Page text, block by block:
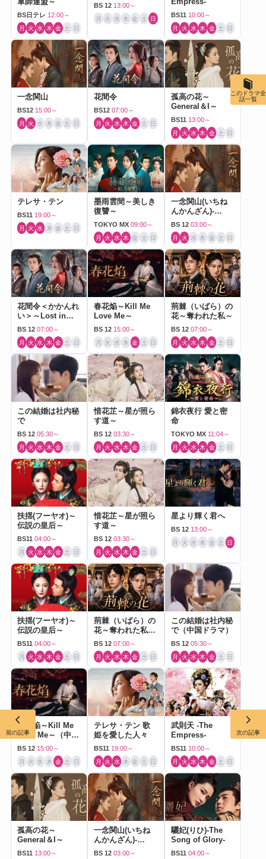
BS日テレ 12:00～
月 火 水 木 金 土 日
BS 12 13:00～
月 火 水 木 金 土 日 BS11 10:00～
月 火 水 木 金 土 日
一念関山
BS12 15:00～
月 火 水 木 金 土 日
花間令
BS12 07:00～
月 火 水 木 金 土 日
孤高の花～
General＆I～
BS11 13:00～
月 火 水 木 金 土 日
テレサ・テン
BS11 19:00～
月 火 水 木 金 土 日
墨雨雲間～美しき
復讐～
TOKYO MX 09:00～
月 火 水 木 金 土 日
一念関山(いちね
んかんざん)-
Journey to Love-
BS 12 03:00～
月 火 水 木 金 土 日
花間令＜かかんれ
い＞～Lost in
Love～
BS 12 07:00～
月 火 水 木 金 土 日
春花焔～Kill Me
Love Me～
BS 12 15:00～
月 火 水 木 金 土 日
荊棘（いばら）の
花～奪われた私～
BS 12 07:00～
月 火 水 木 金 土 日
この結婚は社内秘
で
BS 12 05:30～
月 火 水 木 金 土 日
惜花芷～星が照ら
す道～
BS 12 03:30～
月 火 水 木 金 土 日
錦衣夜行 愛と密
命
TOKYO MX 11:04～
月 火 水 木 金 土 日
扶揺(フーヤオ)～
伝説の皇后～
BS11 04:00～
月 火 水 木 金 土 日
惜花芷～星が照ら
す道～
BS 12 03:30～
月 火 水 木 金 土 日
星より輝く君へ
BS 12 13:00～
月 火 水 木 金 土 日
扶揺(フーヤオ)～
伝説の皇后～
BS11 04:00～
月 火 水 木 金 土 日
荊棘（いばら）の
花～奪われた私～
（中国ドラマ）
BS 12 07:00～
月 火 水 木 金 土 日
この結婚は社内秘
で（中国ドラマ）
BS 12 05:30～
月 火 水 木 金 土 日
春花焔～Kill Me
Love Me～（中国
ドラマ）
BS 12 15:00～
月 火 水 木 金 土 日
テレサ・テン 歌
姫を愛した人々
BS11 19:00～
月 火 水 木 金 土 日
武則天 -The
Empress-
BS11 10:00～
月 火 水 木 金 土 日
孤高の花～
General＆I～
BS11 13:00～
一念関山(いちね
んかんざん)-
Journey to Love-
BS 12 03:00～
驪妃(りひ)-The
Song of Glory-
BS11 04:00～
前の記事 次の記事
このドラマ全
話一覧